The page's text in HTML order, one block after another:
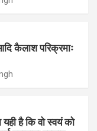
कैलाश परिक्रमाः
है कि वो स्वयं को